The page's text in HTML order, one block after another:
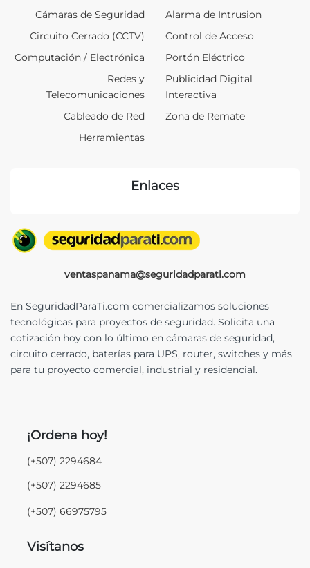
ventaspanama@seguridadparati.com
En SeguridadParaTi.com comercializamos soluciones
tecnológicas para proyectos de seguridad. Solicita una
cotización hoy con lo último en cámaras de seguridad,
circuito cerrado, baterías para UPS, router, switches y más
para tu proyecto comercial, industrial y residencial.
¡Ordena hoy!
(+507) 2294684
(+507) 2294685
(+507) 66975795
Visítanos
Cámaras de Seguridad
Circuito Cerrado (CCTV)
Computación / Electrónica
Redes y
Telecomunicaciones
Cableado de Red
Herramientas
Alarma de Intrusion
Control de Acceso
Portón Eléctrico
Publicidad Digital
Interactiva
Zona de Remate
Enlaces